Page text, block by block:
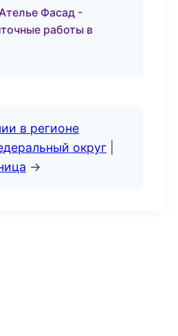
Фасад -
работы в
в регионе
округ
→